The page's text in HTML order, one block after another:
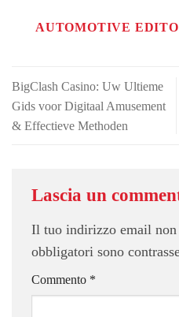
AUTOMOTIVE
BigClash Casino: Uw Ultieme
Gids voor Digitaal Amusement
& Effectieve Methoden
Lascia un
Il tuo indirizzo email non
obbligatori sono
Commento *